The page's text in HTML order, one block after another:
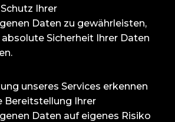
Ihrer
Daten zu gewährleisten,
Sicherheit Ihrer Daten
unseres Services erkennen
Bereitstellung Ihrer
Daten auf eigenes Risiko